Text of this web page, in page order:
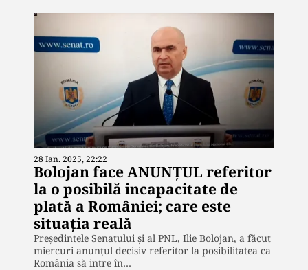
28 Ian. 2025, 22:22
Bolojan face ANUNȚUL referitor
la o posibilă incapacitate de
plată a României; care este
situația reală
Președintele Senatului și al PNL, Ilie Bolojan, a făcut
miercuri anunțul decisiv referitor la posibilitatea ca
România să intre în…